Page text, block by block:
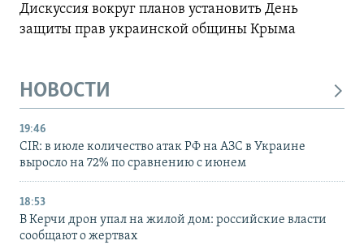
Дискуссия вокруг планов установить День
защиты прав украинской общины Крыма
НОВОСТИ
19:46
CIR: в июле количество атак РФ на АЗС в Украине
выросло на 72% по сравнению с июнем
18:53
В Керчи дрон упал на жилой дом: российские власти
сообщают о жертвах